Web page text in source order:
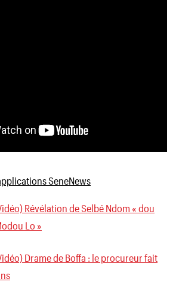
Révélation de Selbé Ndom « dou
Lo »
Drame de Boffa : le procureur fait